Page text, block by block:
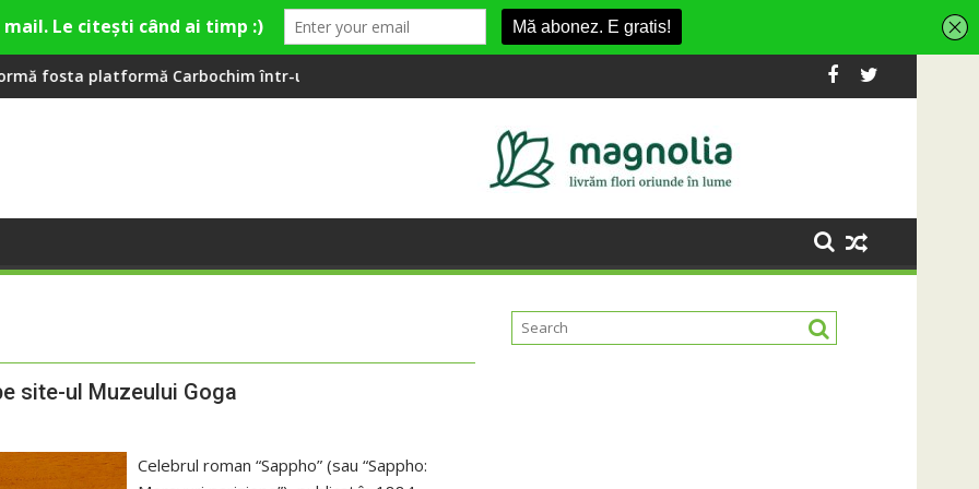
Carbochim într-un nou centru cultural și de divertisment din Cluj-Napoca
Când luna devine o întrebare SportinCluj: Cine este fotbalistul cu două
site-ul Muzeului Goga
Celebrul roman “Sappho” (sau “Sappho: